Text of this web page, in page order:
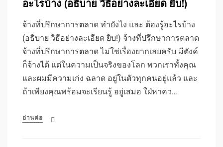
อะไรบ้าง (อธิบาย วิธีอย่างละเอียด ยิบ!)
จ้างที่ปรึกษาการตลาด ทำยังไง และ ต้องรู้อะไรบ้าง
(อธิบาย วิธีอย่างละเอียด ยิบ!) จ้างที่ปรึกษาการตลาด
จ้างที่ปรึกษาการตลาด ไม่ใช่เรื่องยากเลยครับ มีตังค์
ก็จ้างได้ แต่ในความเป็นจริงของโลก พวกเราทั้งคุณ
และผมมีความเก่ง ฉลาด อยู่ในตัวทุกคนอยู่แล้ว และ
ถ้าเพียงคุณพร้อมจะเรียนรู้ อยู่เสมอ ใฝ่หาคว…
อ่านต่อ